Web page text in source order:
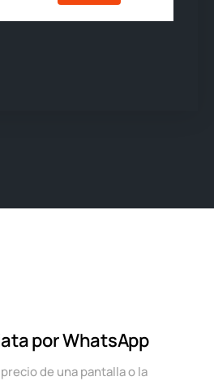
por WhatsApp
de una pantalla o la